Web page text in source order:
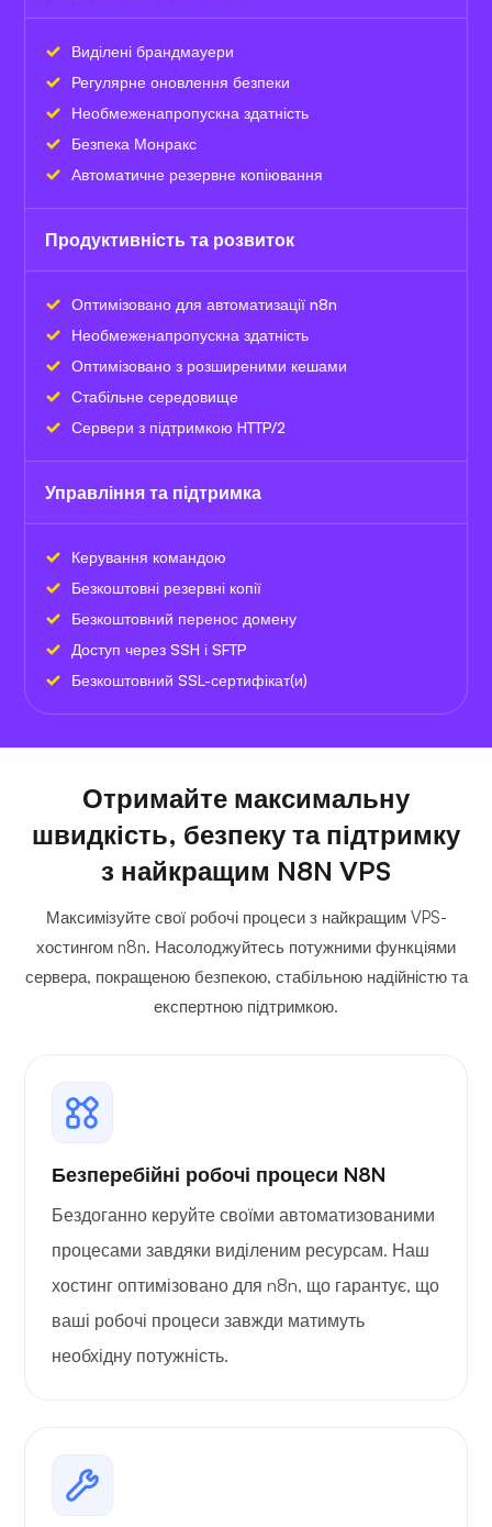
Виділені брандмауери
Регулярне оновлення безпеки
Необмеженапропускна здатність
Безпека Монракс
Автоматичне резервне копіювання
Продуктивність та розвиток
Оптимізовано для автоматизації n8n
Необмеженапропускна здатність
Оптимізовано з розширеними кешами
Стабільне середовище
Сервери з підтримкою HTTP/2
Управління та підтримка
Керування командою
Безкоштовні резервні копії
Безкоштовний перенос домену
Доступ через SSH і SFTP
Безкоштовний SSL-сертифікат(и)
Отримайте максимальну
швидкість, безпеку та підтримку
з найкращим N8N VPS
Максимізуйте свої робочі процеси з найкращим VPS-
хостингом n8n. Насолоджуйтесь потужними функціями
сервера, покращеною безпекою, стабільною надійністю та
експертною підтримкою.
Безперебійні робочі процеси N8N
Бездоганно керуйте своїми автоматизованими
процесами завдяки виділеним ресурсам. Наш
хостинг оптимізовано для n8n, що гарантує, що
ваші робочі процеси завжди матимуть
необхідну потужність.